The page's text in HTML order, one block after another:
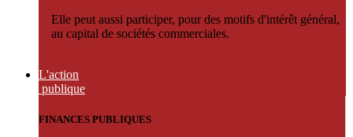
Elle peut aussi participer, pour des motifs d'intérêt général,
au capital de sociétés commerciales.
L'action
publique
FINANCES PUBLIQUES